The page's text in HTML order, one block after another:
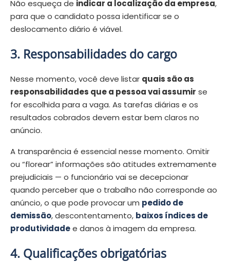
Não esqueça de indicar a localização da empresa,
para que o candidato possa identificar se o
deslocamento diário é viável.
3. Responsabilidades do cargo
Nesse momento, você deve listar quais são as
responsabilidades que a pessoa vai assumir se
for escolhida para a vaga. As tarefas diárias e os
resultados cobrados devem estar bem claros no
anúncio.
A transparência é essencial nesse momento. Omitir
ou “florear” informações são atitudes extremamente
prejudiciais — o funcionário vai se decepcionar
quando perceber que o trabalho não corresponde ao
anúncio, o que pode provocar um pedido de
demissão, descontentamento, baixos índices de
produtividadee danos à imagem da empresa.
4. Qualificações obrigatórias